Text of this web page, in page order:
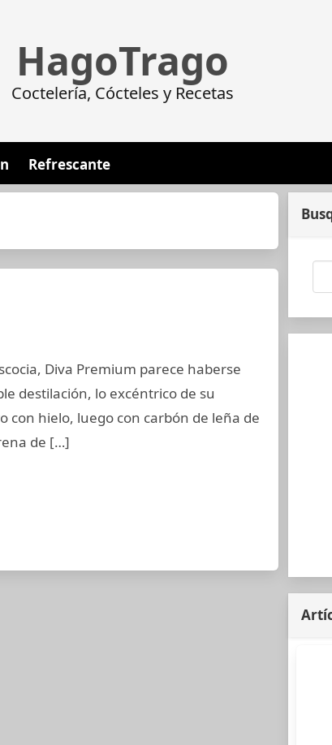
HagoTrago
Coctelería, Cócteles y Recetas
Refrescante
Diva Premium parece haberse
destilación, lo excéntrico de su
con hielo, luego con carbón de leña de
de […]